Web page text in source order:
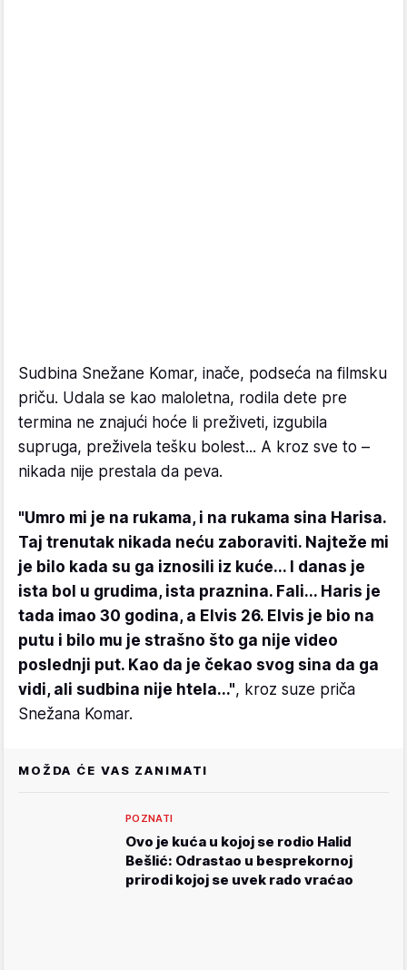
Sudbina Snežane Komar, inače, podseća na filmsku
priču. Udala se kao maloletna, rodila dete pre
termina ne znajući hoće li preživeti, izgubila
supruga, preživela tešku bolest... A kroz sve to –
nikada nije prestala da peva.
"Umro mi je na rukama, i na rukama sina Harisa.
Taj trenutak nikada neću zaboraviti. Najteže mi
je bilo kada su ga iznosili iz kuće... I danas je
ista bol u grudima, ista praznina. Fali... Haris je
tada imao 30 godina, a Elvis 26. Elvis je bio na
putu i bilo mu je strašno što ga nije video
poslednji put. Kao da je čekao svog sina da ga
vidi, ali sudbina nije htela...", kroz suze priča
Snežana Komar.
MOŽDA ĆE VAS ZANIMATI
POZNATI
Ovo je kuća u kojoj se rodio Halid
Bešlić: Odrastao u besprekornoj
prirodi kojoj se uvek rado vraćao